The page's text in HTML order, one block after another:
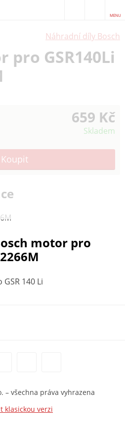
MENU
Náhradní díly Bosch
pro GSR140Li
659 Kč
Skladem
motor pro
140 Li
– všechna práva vyhrazena
klasickou verzi